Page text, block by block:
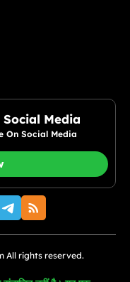
Media
On Social Media
All rights reserved.